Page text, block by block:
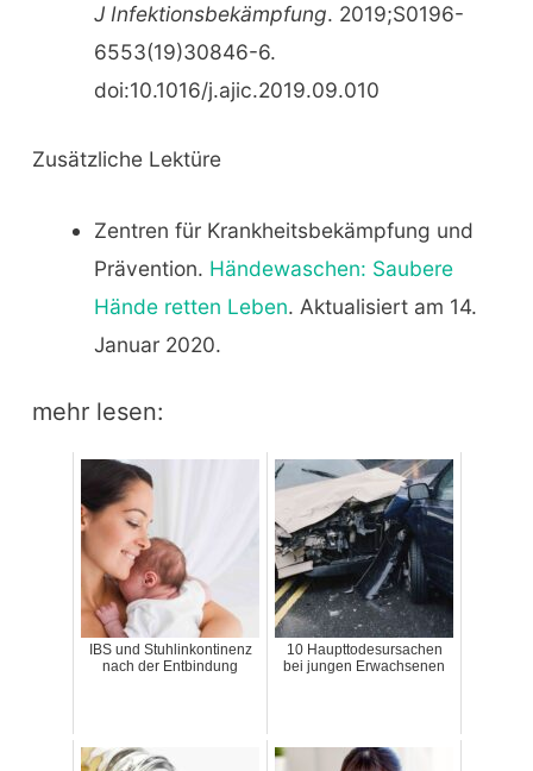
J Infektionsbekämpfung. 2019;S0196-
6553(19)30846-6.
doi:10.1016/j.ajic.2019.09.010
Zusätzliche Lektüre
Zentren für Krankheitsbekämpfung und
Prävention. Händewaschen: Saubere
Hände retten Leben. Aktualisiert am 14.
Januar 2020.
mehr lesen:
IBS und Stuhlinkontinenz
nach der Entbindung
10 Haupttodesursachen
bei jungen Erwachsenen